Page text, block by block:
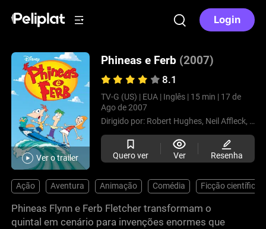
Login
Ver o trailer
Phineas e Ferb (2007)
8.1
TV-G (US) | EUA | Inglês | 15 min | 17 de
Ago de 2007
Dirigido por: Robert Hughes, Neil Affleck, Zac
Quero ver Ver Resenha
Ação Aventura Animação Comédia Ficção científica
Phineas Flynn e Ferb Fletcher transformam o
quintal em cenário para invenções enormes que